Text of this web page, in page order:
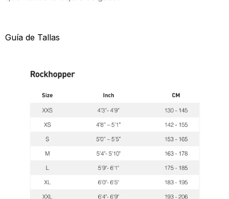
Guía de Tallas